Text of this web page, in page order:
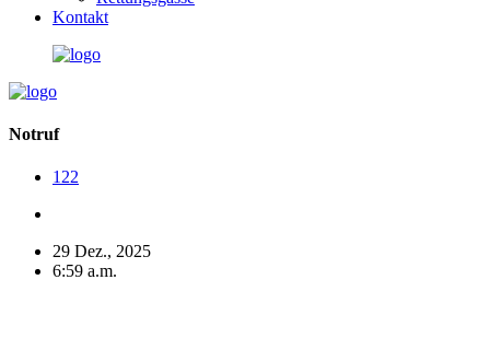
Kontakt
Notruf
122
29 Dez., 2025
6:59 a.m.